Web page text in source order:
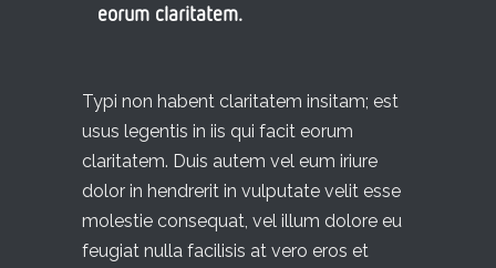
eorum claritatem.
Typi non habent claritatem insitam; est
usus legentis in iis qui facit eorum
claritatem. Duis autem vel eum iriure
dolor in hendrerit in vulputate velit esse
molestie consequat, vel illum dolore eu
feugiat nulla facilisis at vero eros et